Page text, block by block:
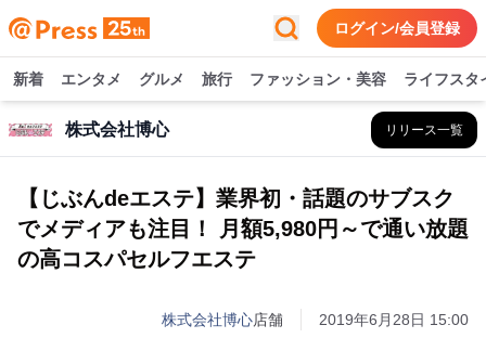
ログイン/会員登録
新着 エンタメ グルメ 旅行 ファッション・美容 ライフスタ
株式会社博心 リリース一覧
【じぶんdeエステ】業界初・話題のサブスク
でメディアも注目！ 月額5,980円～で通い放題
の高コスパセルフエステ
株式会社博心店舗 2019年6月28日 15:00